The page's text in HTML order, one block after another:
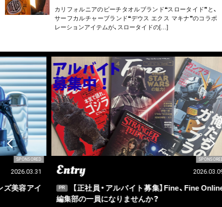
カリフォルニアのビーチタオルブランド❝スロータイド❞と、
サーフカルチャーブランド❝デウス エクス マキナ❞のコラボ
レーションアイテムが、スロータイドの[…]
イ
Entry 2026.03.09
PR
【正社員・アルバイト募集】Fine、Fine Online
編集部の一員になりませんか？
PR